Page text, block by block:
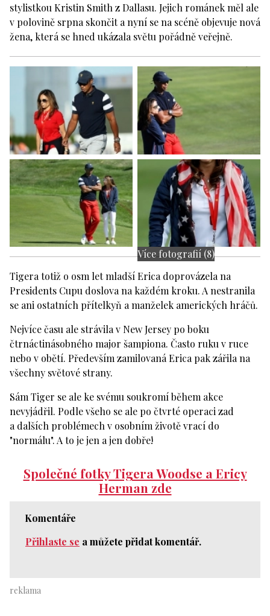
stylistkou Kristin Smith z Dallasu. Jejich románek měl ale
v polovině srpna skončit a nyní se na scéně objevuje nová
žena, která se hned ukázala světu pořádně veřejně.
Více fotografií (8)
Tigera totiž o osm let mladší Erica doprovázela na
Presidents Cupu doslova na každém kroku. A nestranila
se ani ostatních přítelkyň a manželek amerických hráčů.
Nejvíce času ale strávila v New Jersey po boku
čtrnáctinásobného major šampiona. Často ruku v ruce
nebo v obětí. Především zamilovaná Erica pak zářila na
všechny světové strany.
Sám Tiger se ale ke svému soukromí během akce
nevyjádřil. Podle všeho se ale po čtvrté operaci zad
a dalších problémech v osobním životě vrací do
"normálu". A to je jen a jen dobře!
Společné fotky Tigera Woodse a Ericy
Herman zde
Komentáře
Přihlaste se a můžete přidat komentář.